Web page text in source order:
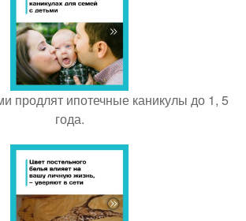
продлят ипотечные каникулы до 1, 5
года.